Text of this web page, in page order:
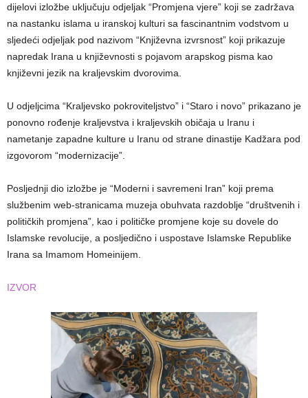
dijelovi izložbe uključuju odjeljak “Promjena vjere” koji se zadržava
na nastanku islama u iranskoj kulturi sa fascinantnim vodstvom u
sljedeći odjeljak pod nazivom “Književna izvrsnost” koji prikazuje
napredak Irana u književnosti s pojavom arapskog pisma kao
književni jezik na kraljevskim dvorovima.
U odjeljcima “Kraljevsko pokroviteljstvo” i “Staro i novo” prikazano je
ponovno rođenje kraljevstva i kraljevskih običaja u Iranu i
nametanje zapadne kulture u Iranu od strane dinastije Kadžara pod
izgovorom “modernizacije”.
Posljednji dio izložbe je “Moderni i savremeni Iran” koji prema
službenim web-stranicama muzeja obuhvata razdoblje “društvenih i
političkih promjena”, kao i političke promjene koje su dovele do
Islamske revolucije, a posljedično i uspostave Islamske Republike
Irana sa Imamom Homeinijem.
IZVOR